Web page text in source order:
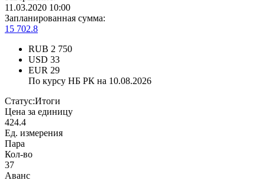
11.03.2020 10:00
Запланированная сумма:
15 702.8
RUB 2 750
USD 33
EUR 29
По курсу НБ РК на 10.08.2026
Статус:Итоги
Цена за единицу
424.4
Ед. измерения
Пара
Кол-во
37
Аванс